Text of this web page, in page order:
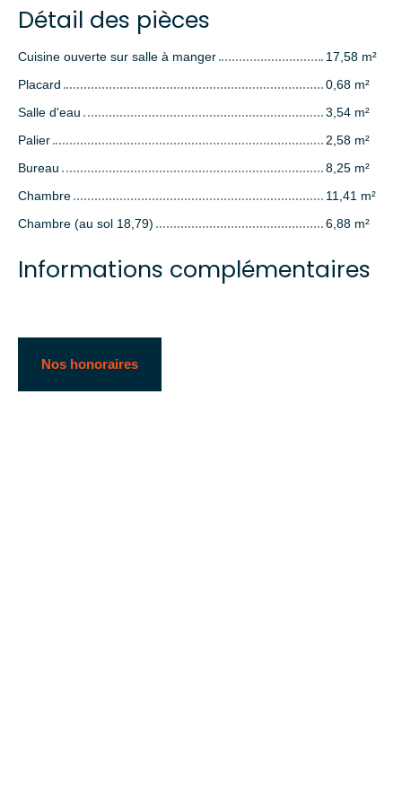
Détail des pièces
Cuisine ouverte sur salle à manger
17,58 m²
Placard
0,68 m²
Salle d'eau
3,54 m²
Palier
2,58 m²
Bureau
8,25 m²
Chambre
11,41 m²
Chambre (au sol 18,79)
6,88 m²
Informations complémentaires
Nos honoraires